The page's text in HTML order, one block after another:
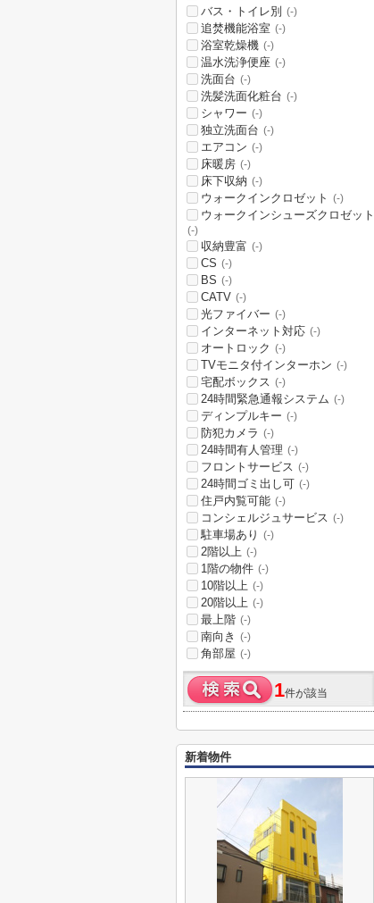
バス・トイレ別 (-)
追焚機能浴室 (-)
浴室乾燥機 (-)
温水洗浄便座 (-)
洗面台 (-)
洗髪洗面化粧台 (-)
シャワー (-)
独立洗面台 (-)
エアコン (-)
床暖房 (-)
床下収納 (-)
ウォークインクロゼット (-)
ウォークインシューズクロゼット
(-)
収納豊富 (-)
CS (-)
BS (-)
CATV (-)
光ファイバー (-)
インターネット対応 (-)
オートロック (-)
TVモニタ付インターホン (-)
宅配ボックス (-)
24時間緊急通報システム (-)
ディンプルキー (-)
防犯カメラ (-)
24時間有人管理 (-)
フロントサービス (-)
24時間ゴミ出し可 (-)
住戸内覧可能 (-)
コンシェルジュサービス (-)
駐車場あり (-)
2階以上 (-)
1階の物件 (-)
10階以上 (-)
20階以上 (-)
最上階 (-)
南向き (-)
角部屋 (-)
1件が該当
新着物件